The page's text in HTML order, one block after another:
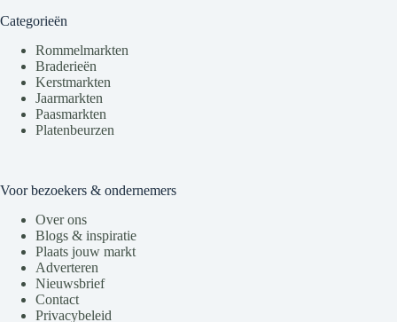
Categorieën
Rommelmarkten
Braderieën
Kerstmarkten
Jaarmarkten
Paasmarkten
Platenbeurzen
Voor bezoekers & ondernemers
Over ons
Blogs & inspiratie
Plaats jouw markt
Adverteren
Nieuwsbrief
Contact
Privacybeleid